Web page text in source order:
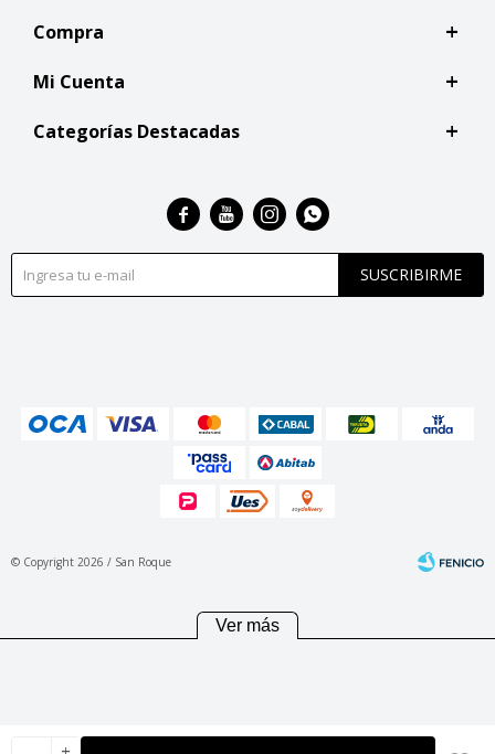
Compra
Mi Cuenta
Categorías Destacadas
SUSCRIBIRME
   
© Copyright 2026 / San Roque
Ver más